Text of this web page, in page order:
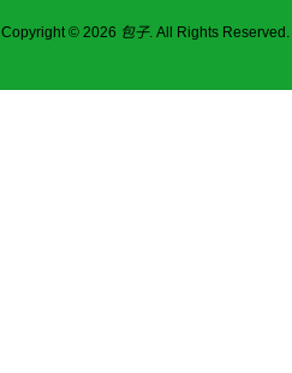
Copyright © 2026 包子. All Rights Reserved.